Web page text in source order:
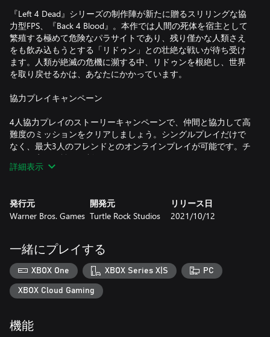
『Left 4 Dead』シリーズの制作陣が新たに贈るスリリングな協
力型FPS、『Back 4 Blood』。本作では人間の死体を宿主として
繁殖する極めて危険なパラサイトであり、残り僅かな人類さえ
をも飲み込もうとする「リドゥン」との壮絶な戦いが待ち受け
ます。人類が絶滅の危機に瀕する中、リドゥンを根絶し、世界
を取り戻せるかは、あなたにかかっています。
協力プレイキャンペーン
4人協力プレイのストーリーキャンペーンで、仲間と協力して高
難度のミッションをクリアしましょう。シングルプレイだけで
なく、最大3人のフレンドとのオンラインプレイが可能です。チ
ームを率いて戦いを制しましょう。
み進化し続ける生命体に打ち勝ちましょう。
フレンドと協力したり、時には敵対したりして、PVPに挑みま
しょう。多様な特殊能力をもったクリーナーとなるか、あるい
は人類を恐怖に陥れるリドゥンとなるか、すべてはあなた次第
です。どちらも固有の武器やアビリティ、そして特性を備えて
います。
究極のリプレイアビリティ
詳細表示
発行元
Warner Bros. Games
開発元
Turtle Rock Studios
リリース日
2021/10/12
一緒にプレイする
XBOX One XBOX Series X|S PC
XBOX Cloud Gaming
機能